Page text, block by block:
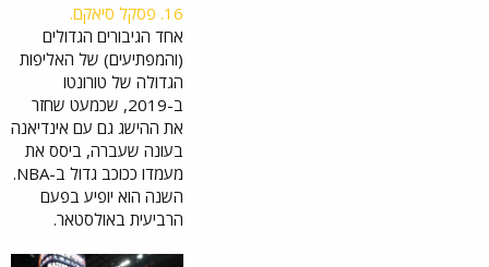
פים
במערב
, אותה
בחרו
מאמני
הליגה.
ייקח
חלק
באירוע
שייערך
ב-15
באולם
16. פסקל סיאקם.
אחד הגיבורים הגדולים
(והמפתיעים) של האליפות
הגדולה של טורונטו
ב-2019, שכמעט שחזר
את ההישג גם עם אינדיאנה
בעונה שעברה, ביסס את
מעמדו ככוכב גדול ב-NBA.
השנה הוא יופיע בפעם
הרביעית באולסטאר.